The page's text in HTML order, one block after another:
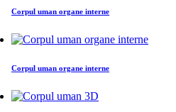
Corpul uman organe interne
Corpul uman organe interne